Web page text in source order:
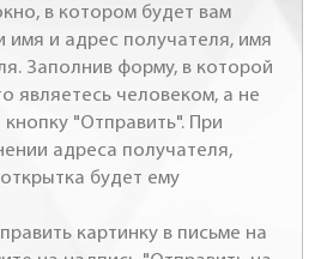
в котором будет вам
имя и адрес получателя, имя
Заполнив форму, в которой
являетесь человеком, а не
"Отправить". При
адреса получателя,
будет ему
картинку в письме на